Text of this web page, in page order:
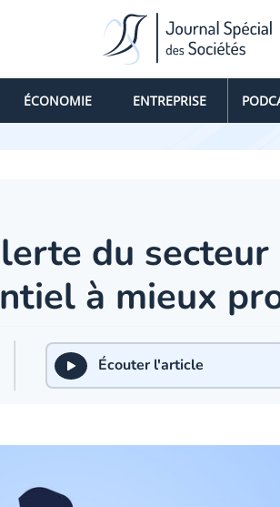
ÉCONOMIE ENTREPRISE
du
à mieux
Écouter l'article